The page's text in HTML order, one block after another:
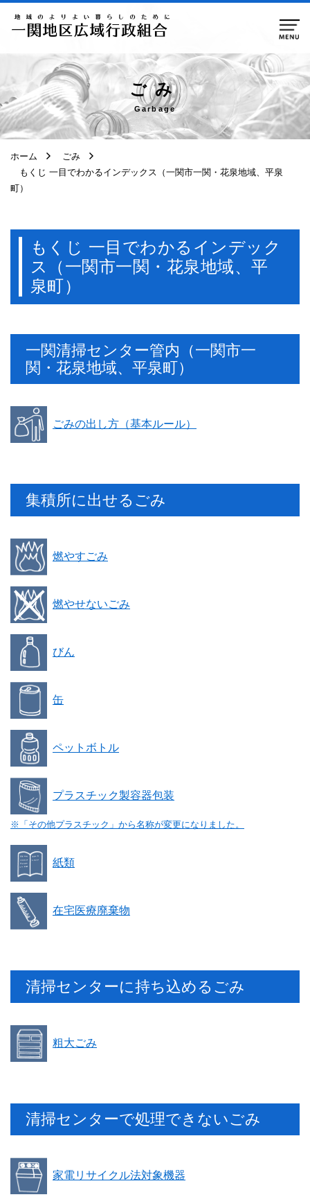
ページ本文へ移動
ごみ
Garbage
ホーム
ごみ
もくじ 一目でわかるインデックス（一関市一関・花泉地域、平泉
町）
もくじ 一目でわかるインデック
ス（一関市一関・花泉地域、平
泉町）
一関清掃センター管内（一関市一
関・花泉地域、平泉町）
ごみの出し方（基本ルール）
集積所に出せるごみ
燃やすごみ
燃やせないごみ
びん
缶
ペットボトル
プラスチック製容器包装
※「その他プラスチック」から名称が変更になりました。
紙類
在宅医療廃棄物
清掃センターに持ち込めるごみ
粗大ごみ
清掃センターで処理できないごみ
家電リサイクル法対象機器